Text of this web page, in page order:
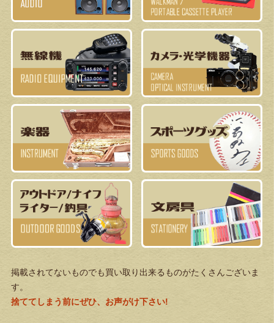
掲載されてないものでも買い取り出来るものがたくさんございま
す。
捨ててしまう前にぜひ、お声がけ下さい!